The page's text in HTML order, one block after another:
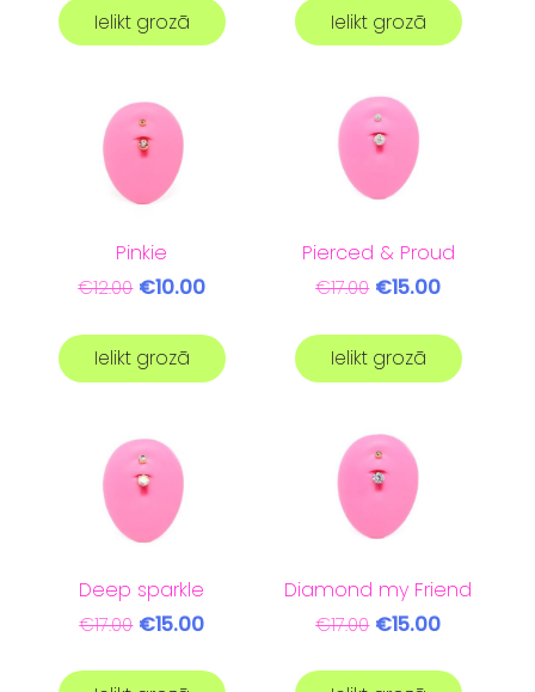
Ielikt grozā Ielikt grozā
Pinkie
€12.00 €10.00
Ielikt grozā
Pierced & Proud
€17.00 €15.00
Ielikt grozā
Deep sparkle
€17.00 €15.00
Diamond my Friend
€17.00 €15.00